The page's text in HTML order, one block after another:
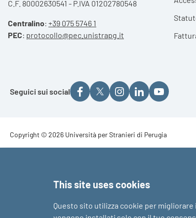
C.F. 80002630541 - P.IVA 01202780548
Centralino: +39 075 5746 1
PEC: protocollo@pec.unistrapg.it
Seguici sui social
Footer - Copyright
Copyright © 2026 Università per Stranieri di Perugia
This site uses cookies
Questo sito utilizza cookie per